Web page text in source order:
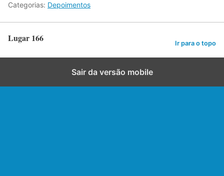
Categorias: Depoimentos
Lugar 166 Ir para o topo
Sair da versão mobile